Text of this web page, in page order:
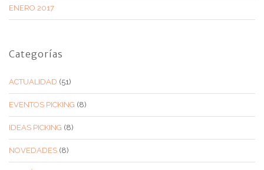
ENERO 2017
Categorías
ACTUALIDAD (51)
EVENTOS PICKING (8)
IDEAS PICKING (8)
NOVEDADES (8)